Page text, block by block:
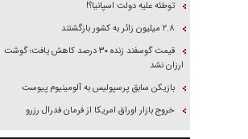
توطئه علیه دولت اسپانیا؟!
۲.۸ میلیون زائر به کشور بازگشتند
قیمت گوسفند زنده ۳۰ درصد کاهش یافت؛ گوشت
ارزان نشد
بازیکن سابق پرسپولیس به آلومینیوم پیوست
خروج بازار اوراق امریکا از فرمان فدرال رزرو